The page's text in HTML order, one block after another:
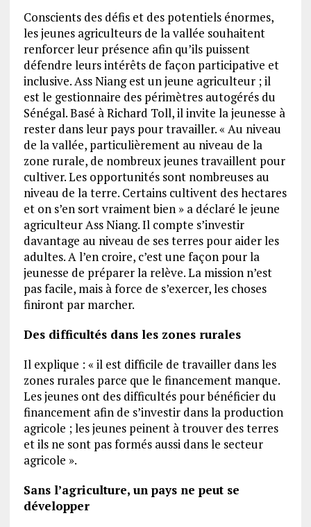
Conscients des défis et des potentiels énormes,
les jeunes agriculteurs de la vallée souhaitent
renforcer leur présence afin qu’ils puissent
défendre leurs intérêts de façon participative et
inclusive. Ass Niang est un jeune agriculteur ; il
est le gestionnaire des périmètres autogérés du
Sénégal. Basé à Richard Toll, il invite la jeunesse à
rester dans leur pays pour travailler. « Au niveau
de la vallée, particulièrement au niveau de la
zone rurale, de nombreux jeunes travaillent pour
cultiver. Les opportunités sont nombreuses au
niveau de la terre. Certains cultivent des hectares
et on s’en sort vraiment bien » a déclaré le jeune
agriculteur Ass Niang. Il compte s’investir
davantage au niveau de ses terres pour aider les
adultes. A l’en croire, c’est une façon pour la
jeunesse de préparer la relève. La mission n’est
pas facile, mais à force de s’exercer, les choses
finiront par marcher.
Des difficultés dans les zones rurales
Il explique : « il est difficile de travailler dans les
zones rurales parce que le financement manque.
Les jeunes ont des difficultés pour bénéficier du
financement afin de s’investir dans la production
agricole ; les jeunes peinent à trouver des terres
et ils ne sont pas formés aussi dans le secteur
agricole ».
Sans l’agriculture, un pays ne peut se
développer